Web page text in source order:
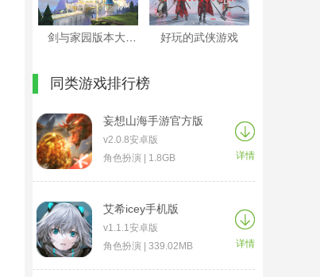
好玩的武侠游戏
同类游戏排行榜
妄想山海手游官方版
v2.0.8安卓版
角色扮演 | 1.8GB
详情
艾希icey手机版
v1.1.1安卓版
角色扮演 | 339.02MB
详情